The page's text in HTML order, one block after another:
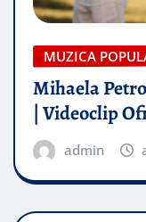
MUZICA
Mihaela
| Videoclip
admin